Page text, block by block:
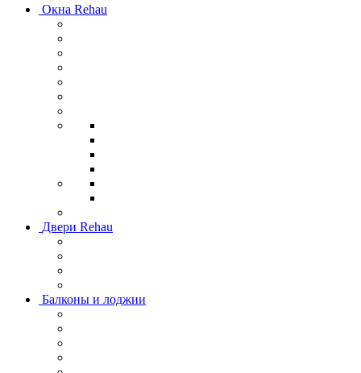
Окна Rehau
Двери Rehau
Балконы и лоджии